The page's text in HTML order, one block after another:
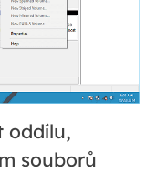
oddílu,
souborů